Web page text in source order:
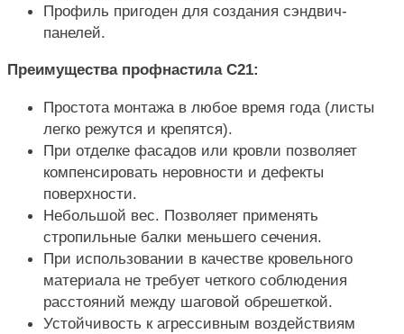
Профиль пригоден для создания сэндвич-
панелей.
Преимущества профнастила С21:
Простота монтажа в любое время года (листы
легко режутся и крепятся).
При отделке фасадов или кровли позволяет
компенсировать неровности и дефекты
поверхности.
Небольшой вес. Позволяет применять
стропильные балки меньшего сечения.
При использовании в качестве кровельного
материала не требует четкого соблюдения
расстояний между шаговой обрешеткой.
Устойчивость к агрессивным воздействиям